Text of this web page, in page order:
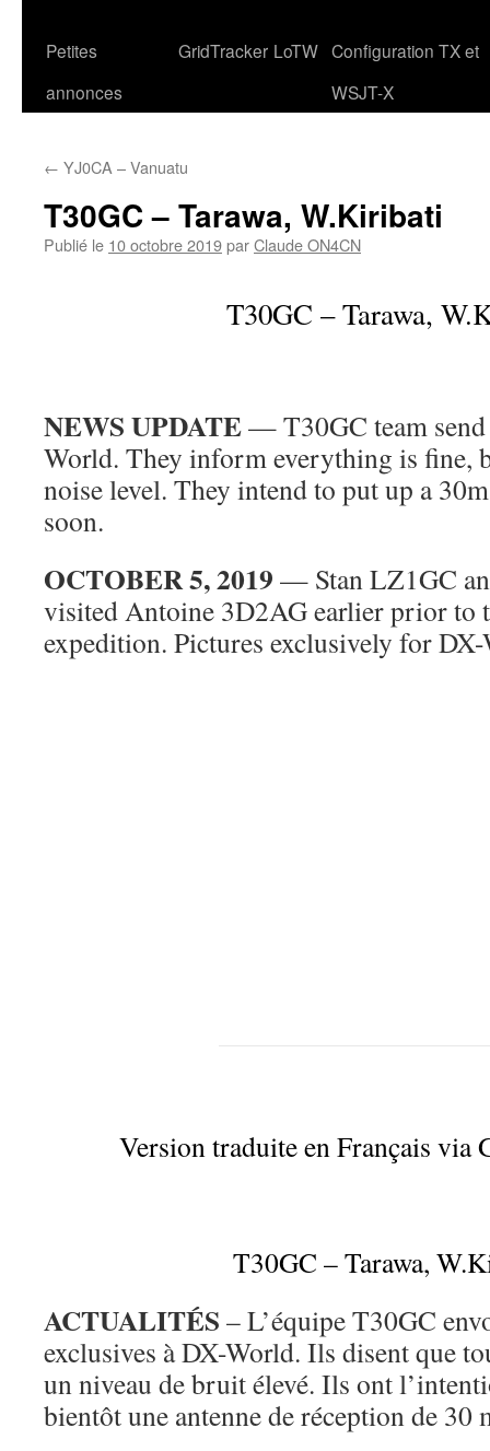
Petites
annonces
GridTracker LoTW Configuration TX et
WSJT-X
← YJ0CA – Vanuatu
T30GC – Tarawa, W.Kiribati
Publié le 10 octobre 2019parClaude ON4CN
T30GC – Tarawa,
NEWS UPDATE— T30GC team
World. They inform everything is fine,
noise level. They intend to put up a
soon.
OCTOBER 5, 2019 — Stan LZ1GC
visited Antoine 3D2AG earlier prior to
expedition. Pictures exclusively for
Version traduite en Français via
T30GC – Tarawa,
ACTUALITÉS – L’équipe T30GC
exclusives à DX-World. Ils disent que
un niveau de bruit élevé. Ils ont
bientôt une antenne de réception de 30